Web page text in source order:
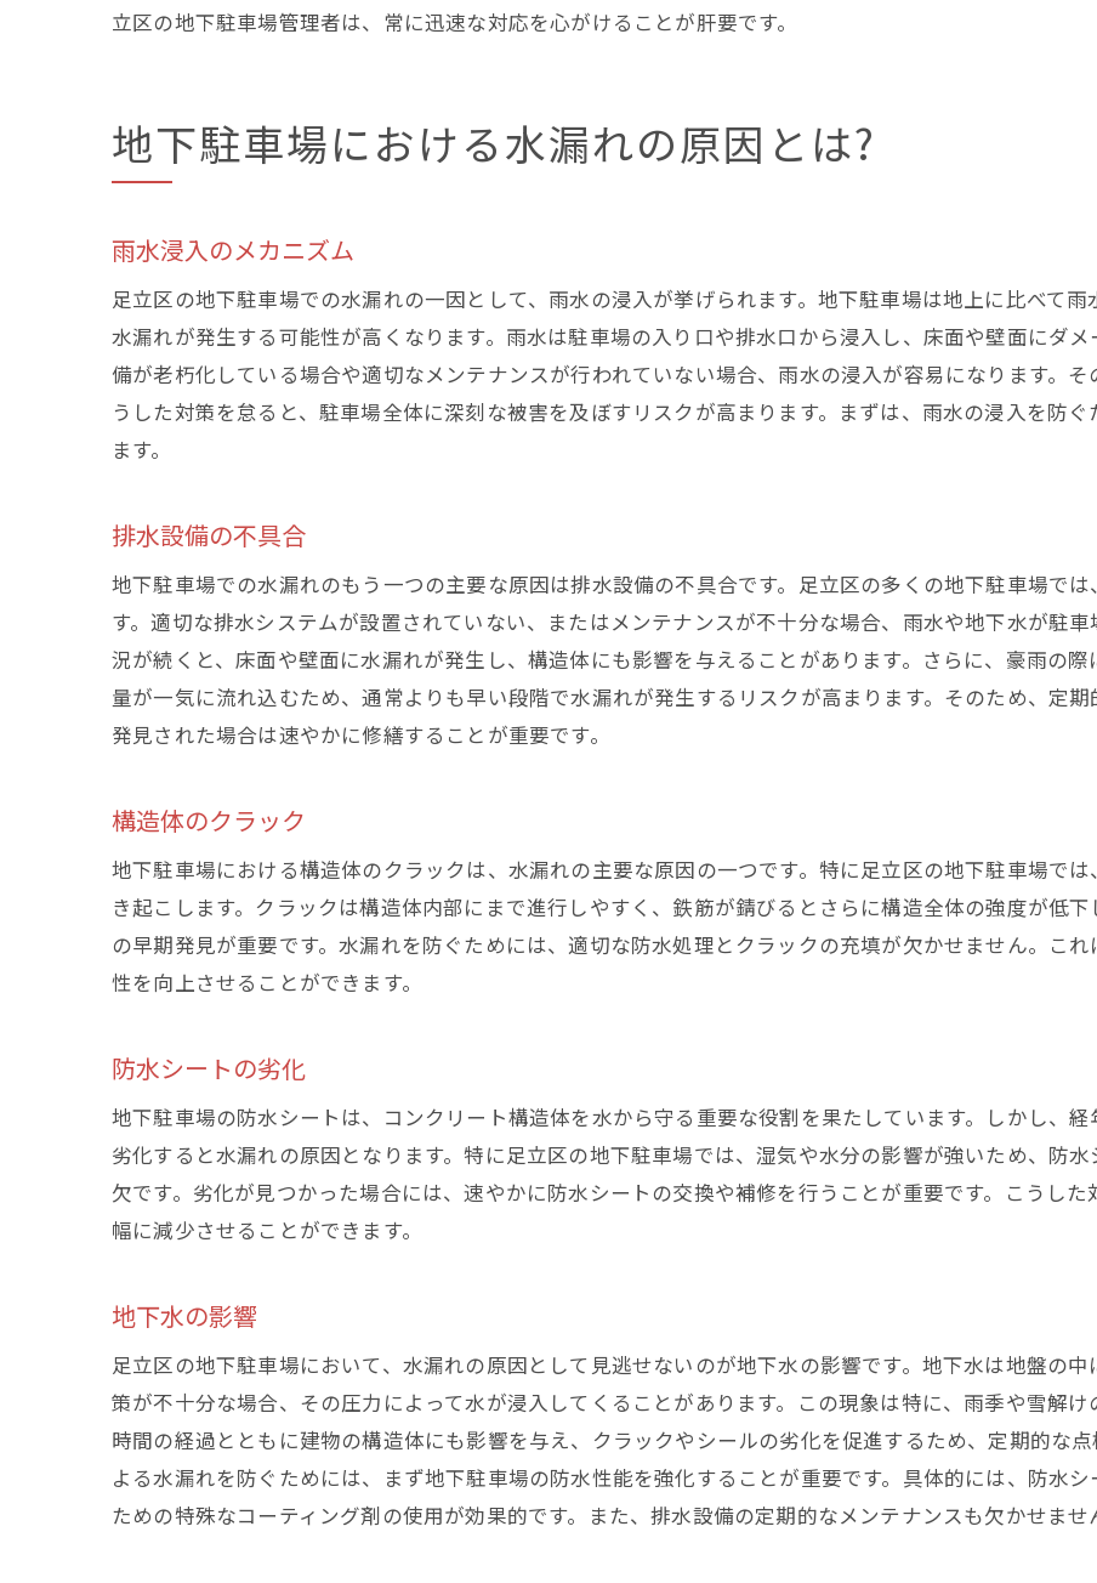
水漏れ修理に必要な専門業者の選び方
見積もりの比較と検討
足立区地下駐車場水漏れトラブルの早期発見と対策
早期発見のためのチェックポイント
トラブル発生時の初動対応
早期発見が被害を最小限に抑える理由
立区の地下駐車場管理者は、常に迅速な対応を心がけることが肝要です。
地下駐車場における水漏れの原因とは?
雨水浸入のメカニズム
足立区の地下駐車場での水漏れの一因として、雨水の浸入が挙げられます。地下駐車場は地上に比べて
水漏れが発生する可能性が高くなります。雨水は駐車場の入り口や排水口から浸入し、床面や壁面にダ
備が老朽化している場合や適切なメンテナンスが行われていない場合、雨水の浸入が容易になります。
うした対策を怠ると、駐車場全体に深刻な被害を及ぼすリスクが高まります。まずは、雨水の浸入を防
ます。
排水設備の不具合
地下駐車場での水漏れのもう一つの主要な原因は排水設備の不具合です。足立区の多くの地下駐車場で
す。適切な排水システムが設置されていない、またはメンテナンスが不十分な場合、雨水や地下水が駐
況が続くと、床面や壁面に水漏れが発生し、構造体にも影響を与えることがあります。さらに、豪雨の
量が一気に流れ込むため、通常よりも早い段階で水漏れが発生するリスクが高まります。そのため、定
発見された場合は速やかに修繕することが重要です。
構造体のクラック
地下駐車場における構造体のクラックは、水漏れの主要な原因の一つです。特に足立区の地下駐車場で
き起こします。クラックは構造体内部にまで進行しやすく、鉄筋が錆びるとさらに構造全体の強度が低
の早期発見が重要です。水漏れを防ぐためには、適切な防水処理とクラックの充填が欠かせません。こ
性を向上させることができます。
防水シートの劣化
地下駐車場の防水シートは、コンクリート構造体を水から守る重要な役割を果たしています。しかし、
劣化すると水漏れの原因となります。特に足立区の地下駐車場では、湿気や水分の影響が強いため、防
欠です。劣化が見つかった場合には、速やかに防水シートの交換や補修を行うことが重要です。こうし
幅に減少させることができます。
地下水の影響
足立区の地下駐車場において、水漏れの原因として見逃せないのが地下水の影響です。地下水は地盤の
策が不十分な場合、その圧力によって水が浸入してくることがあります。この現象は特に、雨季や雪解
時間の経過とともに建物の構造体にも影響を与え、クラックやシールの劣化を促進するため、定期的な
よる水漏れを防ぐためには、まず地下駐車場の防水性能を強化することが重要です。具体的には、防水
ための特殊なコーティング剤の使用が効果的です。また、排水設備の定期的なメンテナンスも欠かせませ